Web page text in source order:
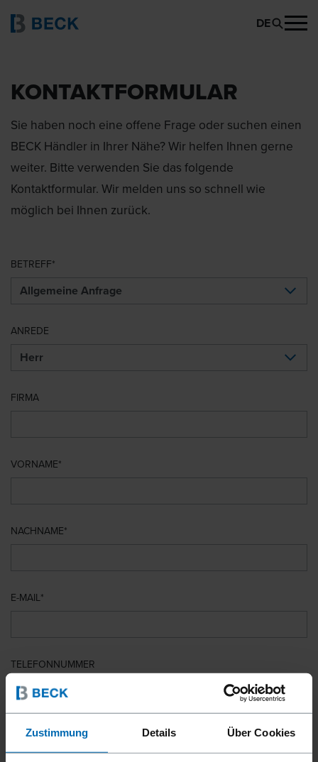
Zustimmung Details Über Cookies
DE
KONTAKTFORMULAR
Sie haben noch eine offene Frage oder suchen einen
BECK Händler in Ihrer Nähe? Wir helfen Ihnen gerne
weiter. Bitte verwenden Sie das folgende
Kontaktformular. Wir melden uns so schnell wie
möglich bei Ihnen zurück.
BETREFF
ANREDE
FIRMA
VORNAME
NACHNAME
E-MAIL
TELEFONNUMMER
LAND